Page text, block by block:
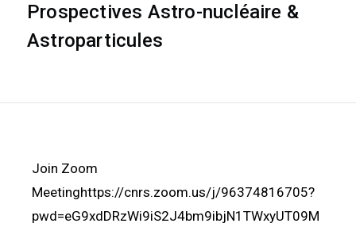
Prospectives Astro-nucléaire &
Astroparticules
Join Zoom
Meetinghttps://cnrs.zoom.us/j/96374816705?
pwd=eG9xdDRzWi9iS2J4bm9ibjN1TWxyUT09M